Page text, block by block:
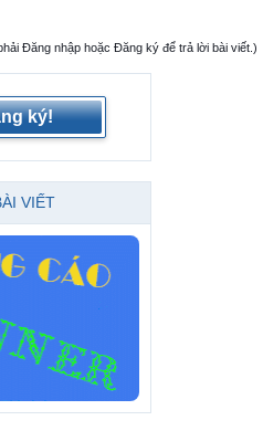
Đăng nhập hoặc Đăng ký để trả lời bài viết.)
ký!
VIẾT